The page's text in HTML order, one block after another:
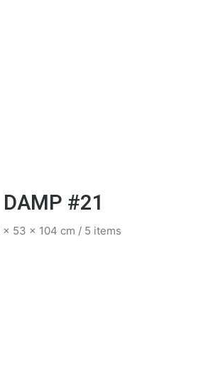
DAMP #21
x 53 x 104 cm / 5 items